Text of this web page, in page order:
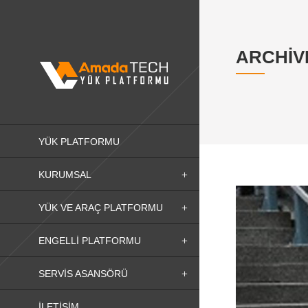
YÜK PLATFORMU
KURUMSAL
YÜK VE ARAÇ PLATFORMU
ENGELLI PLATFORMU
SERVIS ASANSÖRÜ